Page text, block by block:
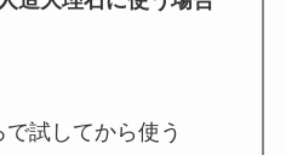
試してから使う